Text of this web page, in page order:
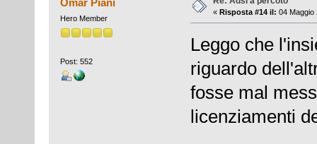
Hero Member
Post: 552
« Risposta #14 il: 04 Maggio
Leggo che
riguardo
fosse mal
licenziamenti